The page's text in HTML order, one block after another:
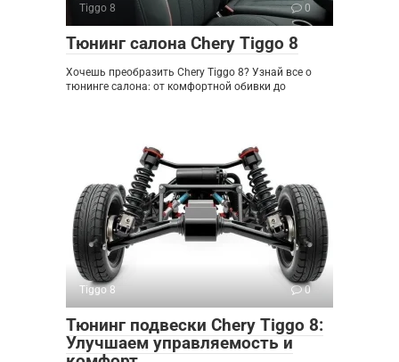
Tiggo 8 0
Тюнинг салона Chery Tiggo 8
Хочешь преобразить Chery Tiggo 8? Узнай все о
тюнинге салона: от комфортной обивки до
Tiggo 8 0
Тюнинг подвески Chery Tiggo 8:
Улучшаем управляемость и